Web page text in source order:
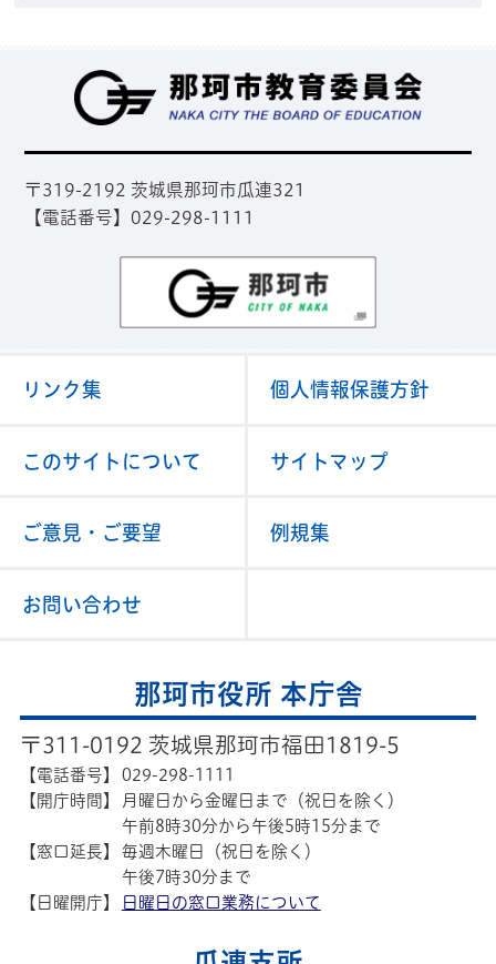
〒319-2192 茨城県那珂市瓜連321
【電話番号】029-298-1111
リンク集 個人情報保護方針
このサイトについて サイトマップ
ご意見・ご要望 例規集
お問い合わせ
那珂市役所 本庁舎
〒311-0192 茨城県那珂市福田1819-5
【電話番号】
029-298-1111
【開庁時間】
月曜日から金曜日まで（祝日を除く）
午前8時30分から午後5時15分まで
【窓口延長】
毎週木曜日（祝日を除く）
午後7時30分まで
【日曜開庁】
日曜日の窓口業務について